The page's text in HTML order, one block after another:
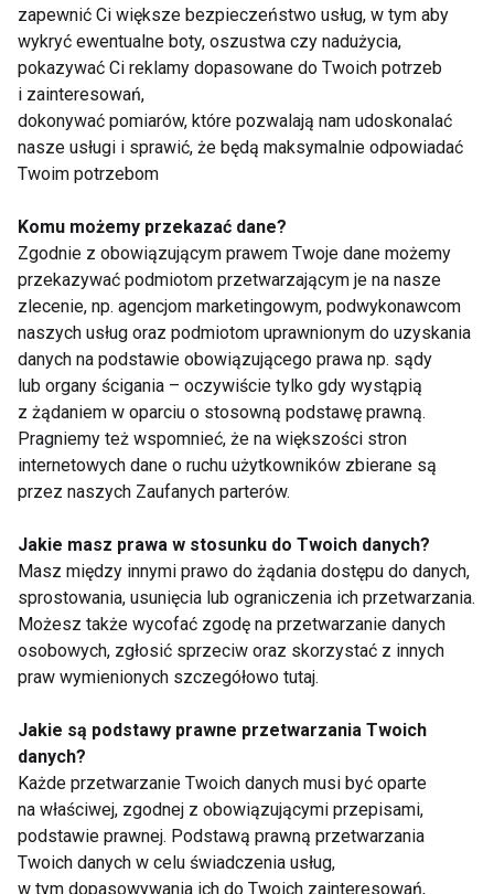
Składniki:
2 jajka
1 kromka pełnoziarnistego pieczywa
Garść rukoli
Sól i pieprz do smaku
Sposób przygotowania:
Zagotuj wodę w garnku, dodaj ocet i
delikatnie wbij jajka do wrzątku.
Gotuj jajka przez 3-4 minuty, a następnie
wyjmij łyżką cedzakową.
Na talerzu połóż grzankę, dodaj rukolę i
połóż jajka na wierzchu.
Dlaczego warto?
Jajka są źródłem wysokiej jakości białka, a
pełnoziarniste pieczywo dostarcza węglowodanów
złożonych, które zapewniają energię na dłużej.
5. Jogurt grecki z granolą i
owocami
Jogurt grecki to świetna baza do zdrowego
śniadania, zwłaszcza dla osób aktywnych. Jest on
zapewnić Ci większe bezpieczeństwo usług, w tym aby
wykryć ewentualne boty, oszustwa czy nadużycia,
pokazywać Ci reklamy dopasowane do Twoich potrzeb
i zainteresowań,
dokonywać pomiarów, które pozwalają nam udoskonalać
nasze usługi i sprawić, że będą maksymalnie odpowiadać
Twoim potrzebom
Komu możemy przekazać dane?
Zgodnie z obowiązującym prawem Twoje dane możemy
przekazywać podmiotom przetwarzającym je na nasze
zlecenie, np. agencjom marketingowym, podwykonawcom
naszych usług oraz podmiotom uprawnionym do uzyskania
danych na podstawie obowiązującego prawa np. sądy
lub organy ścigania – oczywiście tylko gdy wystąpią
z żądaniem w oparciu o stosowną podstawę prawną.
Pragniemy też wspomnieć, że na większości stron
internetowych dane o ruchu użytkowników zbierane są
przez naszych Zaufanych parterów.
Jakie masz prawa w stosunku do Twoich danych?
Masz między innymi prawo do żądania dostępu do danych,
sprostowania, usunięcia lub ograniczenia ich przetwarzania.
Możesz także wycofać zgodę na przetwarzanie danych
osobowych, zgłosić sprzeciw oraz skorzystać z innych
praw wymienionych szczegółowo tutaj.
Jakie są podstawy prawne przetwarzania Twoich
danych?
Każde przetwarzanie Twoich danych musi być oparte
na właściwej, zgodnej z obowiązującymi przepisami,
podstawie prawnej. Podstawą prawną przetwarzania
Twoich danych w celu świadczenia usług,
w tym dopasowywania ich do Twoich zainteresowań,